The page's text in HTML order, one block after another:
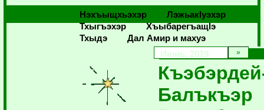
Нэхъыщхьэхэр
Лэжьакlуэхэр
Тхыгъэхэр
Хъыбарегъащlэ
Тхыдэ
Дал Амир и махуэ
Июнь, 2019
Балъкъэр